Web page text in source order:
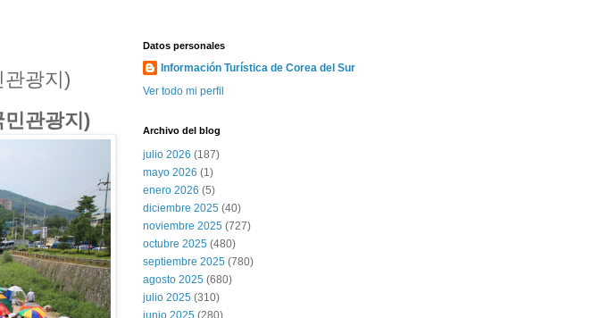
광지)
관광지)
Datos personales
Información Turística de Corea del Sur
Ver todo mi perfil
Archivo del blog
julio 2026 (187)
mayo 2026 (1)
enero 2026 (5)
diciembre 2025 (40)
noviembre 2025 (727)
octubre 2025 (480)
septiembre 2025 (780)
agosto 2025 (680)
julio 2025 (310)
junio 2025 (280)